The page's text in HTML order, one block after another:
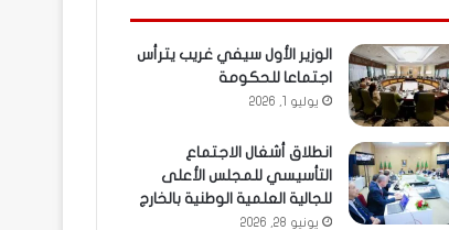
الوزير الأول سيفي غريب يترأس
اجتماعا للحكومة
يوليو 1, 2026
انطلاق أشغال الاجتماع
التأسيسي للمجلس الأعلى
للجالية العلمية الوطنية بالخارج
يونيو 28, 2026